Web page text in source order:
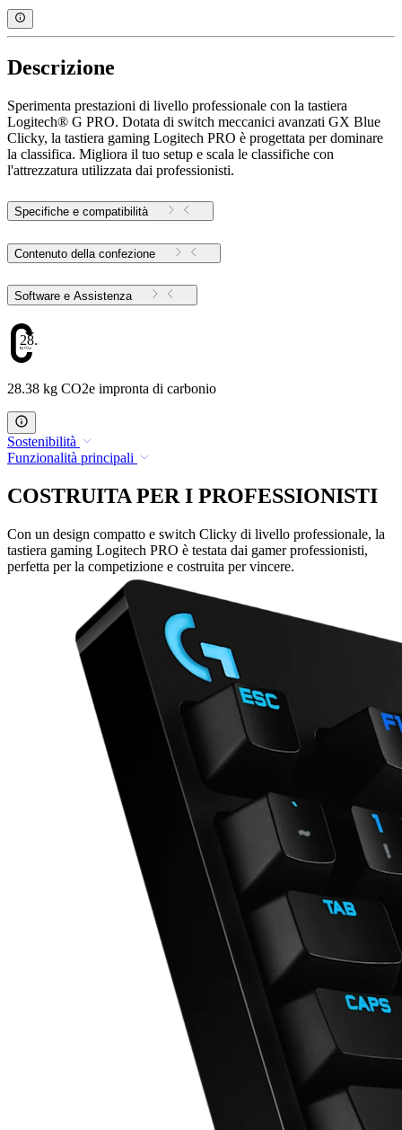
Descrizione
Sperimenta prestazioni di livello professionale con la tastiera
Logitech® G PRO. Dotata di switch meccanici avanzati GX Blue
Clicky, la tastiera gaming Logitech PRO è progettata per dominare
la classifica. Migliora il tuo setup e scala le classifiche con
l'attrezzatura utilizzata dai professionisti.
Specifiche e compatibilità
Contenuto della confezione
Software e Assistenza
28.38
28.38 kg CO2e impronta di carbonio
Sostenibilità
Funzionalità principali
COSTRUITA PER I PROFESSIONISTI
Con un design compatto e switch Clicky di livello professionale, la
tastiera gaming Logitech PRO è testata dai gamer professionisti,
perfetta per la competizione e costruita per vincere.